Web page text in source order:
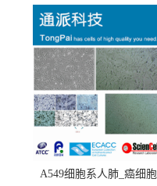
A549细胞系人肺_癌细胞